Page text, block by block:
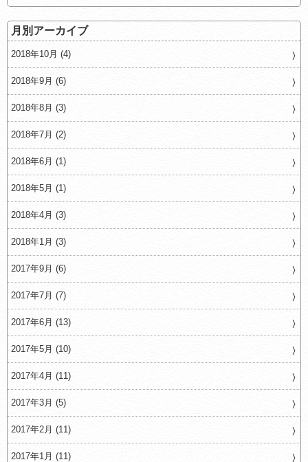
月別アーカイブ
2018年10月 (4)
2018年9月 (6)
2018年8月 (3)
2018年7月 (2)
2018年6月 (1)
2018年5月 (1)
2018年4月 (3)
2018年1月 (3)
2017年9月 (6)
2017年7月 (7)
2017年6月 (13)
2017年5月 (10)
2017年4月 (11)
2017年3月 (5)
2017年2月 (11)
2017年1月 (11)